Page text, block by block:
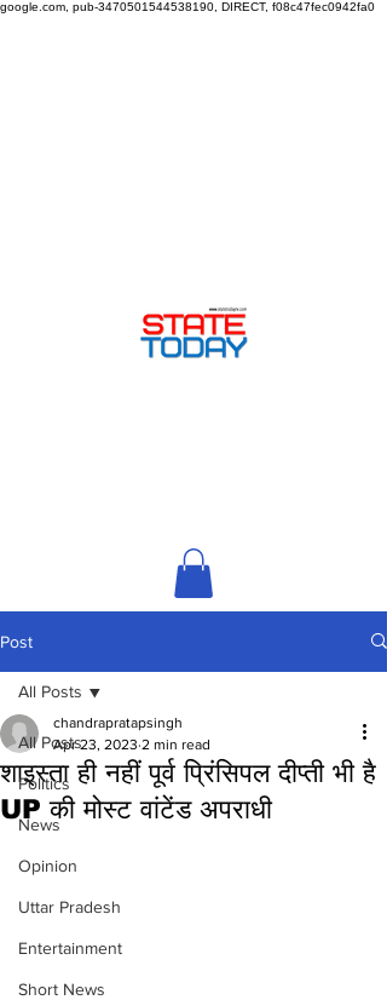
google.com, pub-3470501544538190, DIRECT, f08c47fec0942fa0
Post
All Posts
Politics
News
Opinion
Uttar Pradesh
Entertainment
Short News
All Posts
शाइस्ता ही नहीं पूर्व प्रिंसिपल दीप्ती भी है
UP की मोस्ट वांटेंड अपराधी
chandrapratapsingh
Apr 23, 2023 2 min read